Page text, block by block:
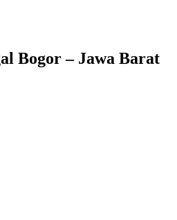
Bogor – Jawa Barat